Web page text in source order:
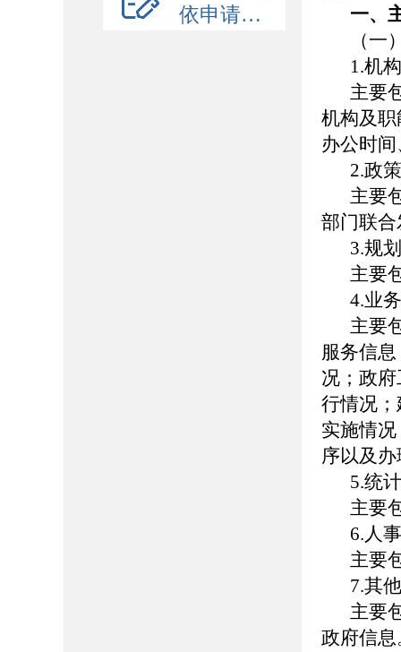
依申请公开
一、
（
1.机
主要
机构及
办公时
2.政
主要
部门联
3.规
主要
4.业
主要
服务信
况；政
行情况
实施情
序以及
5.统
主要
6.人
主要
7.其
主要
政府信息